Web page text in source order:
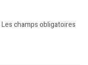
Les champs obligatoires